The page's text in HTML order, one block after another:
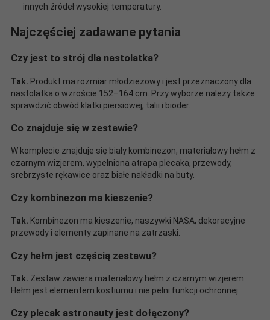
innych źródeł wysokiej temperatury.
Najczęściej zadawane pytania
Czy jest to strój dla nastolatka?
Tak. Produkt ma rozmiar młodzieżowy i jest przeznaczony dla
nastolatka o wzroście 152–164 cm. Przy wyborze należy także
sprawdzić obwód klatki piersiowej, talii i bioder.
Co znajduje się w zestawie?
W komplecie znajduje się biały kombinezon, materiałowy hełm z
czarnym wizjerem, wypełniona atrapa plecaka, przewody,
srebrzyste rękawice oraz białe nakładki na buty.
Czy kombinezon ma kieszenie?
Tak. Kombinezon ma kieszenie, naszywki NASA, dekoracyjne
przewody i elementy zapinane na zatrzaski.
Czy hełm jest częścią zestawu?
Tak. Zestaw zawiera materiałowy hełm z czarnym wizjerem.
Hełm jest elementem kostiumu i nie pełni funkcji ochronnej.
Czy plecak astronauty jest dołączony?